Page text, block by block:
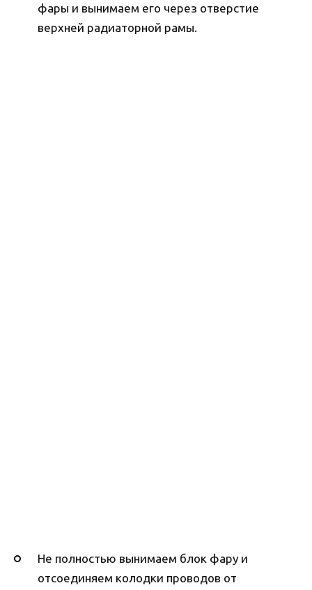
фары и вынимаем его через отверстие
верхней радиаторной рамы.
Не полностью вынимаем блок фару и
отсоединяем колодки проводов от